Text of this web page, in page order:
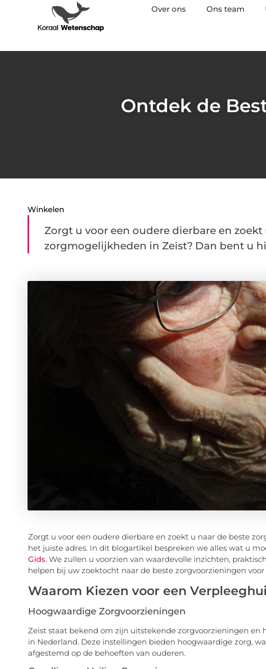
Over ons Ons team
Ontdek de
Winkelen
Zorgt u voor een oudere dierbare en zoekt
zorgmogelijkheden in Zeist? Dan bent u
Zorgt u voor een oudere dierbare en zoekt u naar de beste
het juiste adres. In dit blogartikel bespreken we alles wat u
Gids. We zullen u voorzien van waardevolle inzichten,
helpen bij uw zoektocht naar de beste zorgvoorzieningen
Waarom Kiezen voor een
Hoogwaardige Zorgvoorzieningen
Zeist staat bekend om zijn uitstekende zorgvoorzieningen en
in Nederland. Deze instellingen bieden hoogwaardige zorg,
afgestemd op de behoeften van ouderen.